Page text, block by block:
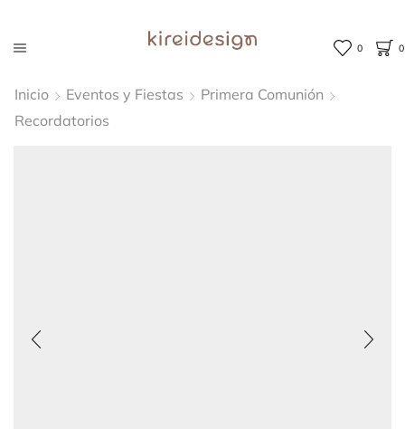
0 0
Inicio Eventos y Fiestas
Primera Comunión
Recordatorios